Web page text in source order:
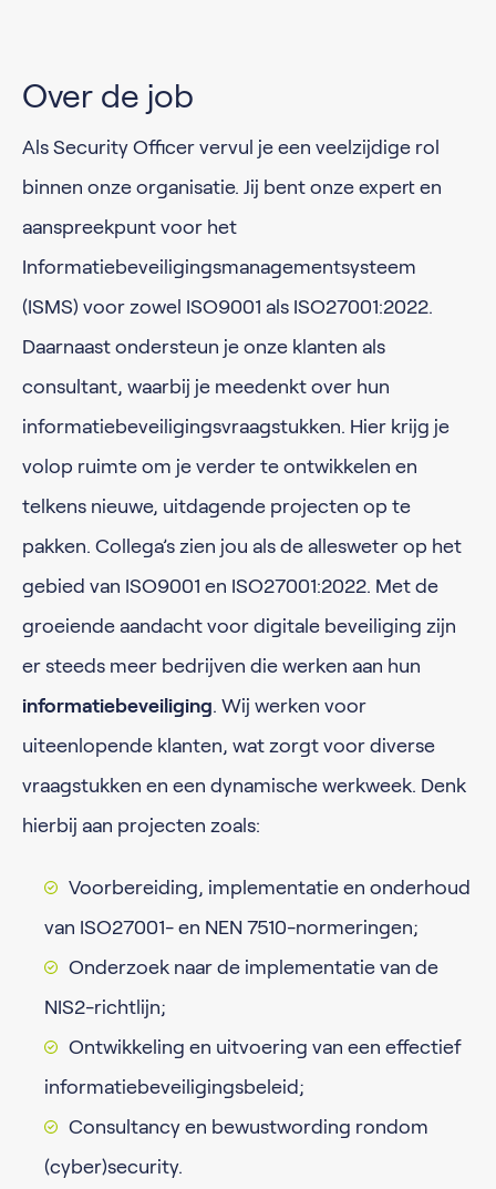
Over de job
Als Security Officer vervul je een veelzijdige rol
binnen onze organisatie. Jij bent onze expert en
aanspreekpunt voor het
Informatiebeveiligingsmanagementsysteem
(ISMS) voor zowel ISO9001 als ISO27001:2022.
Daarnaast ondersteun je onze klanten als
consultant, waarbij je meedenkt over hun
informatiebeveiligingsvraagstukken. Hier krijg je
volop ruimte om je verder te ontwikkelen en
telkens nieuwe, uitdagende projecten op te
pakken. Collega’s zien jou als de allesweter op het
gebied van ISO9001 en ISO27001:2022. Met de
groeiende aandacht voor digitale beveiliging zijn
er steeds meer bedrijven die werken aan hun
informatiebeveiliging. Wij werken voor
uiteenlopende klanten, wat zorgt voor diverse
vraagstukken en een dynamische werkweek. Denk
hierbij aan projecten zoals:
Voorbereiding, implementatie en onderhoud
van ISO27001- en NEN 7510-normeringen;
Onderzoek naar de implementatie van de
NIS2-richtlijn;
Ontwikkeling en uitvoering van een effectief
informatiebeveiligingsbeleid;
Consultancy en bewustwording rondom
(cyber)security.